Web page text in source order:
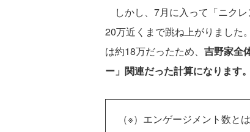
しかし、7月に入って「ニク
20万近くまで跳ね上がりました
は約18万だったため、 吉野家全
ー」関連だった計算になります。
（※）エンゲージメント数とは